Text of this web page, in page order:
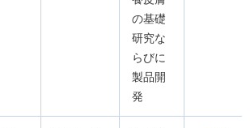
の基礎
研究な
らびに
製品開
発